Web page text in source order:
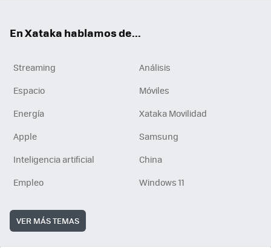
En Xataka hablamos de...
Streaming
Análisis
Espacio
Móviles
Energía
Xataka Movilidad
Apple
Samsung
Inteligencia artificial
China
Empleo
Windows 11
VER MÁS TEMAS